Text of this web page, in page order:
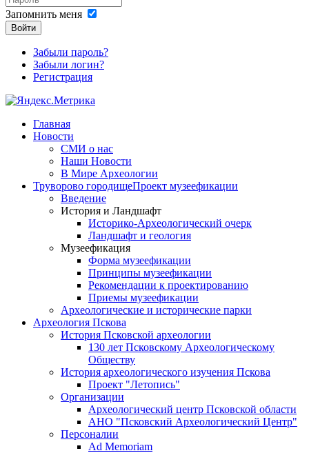
Запомнить меня
Войти
Забыли пароль?
Забыли логин?
Регистрация
Главная
Новости
СМИ о нас
Наши Новости
В Мире Археологии
Труворово городищеПроект музеефикации
Введение
История и Ландшафт
Историко-Археологический очерк
Ландшафт и геология
Музеефикация
Форма музеефикации
Принципы музеефикации
Рекомендации к проектированию
Приемы музеефикации
Археологические и исторические парки
Археология Пскова
История Псковской археологии
130 лет Псковскому Археологическому
Обществу
История археологического изучения Пскова
Проект "Летопись"
Организации
Археологический центр Псковской области
АНО "Псковский Археологический Центр"
Персоналии
Ad Memoriam